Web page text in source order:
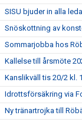
SISU bjuder in alla
Snöskottning av
Sommarjobba hos
Kallelse till årsmöte
Kanslikväll tis 20/2 kl.
Idrottsförsäkring via
Ny tränartrojka till